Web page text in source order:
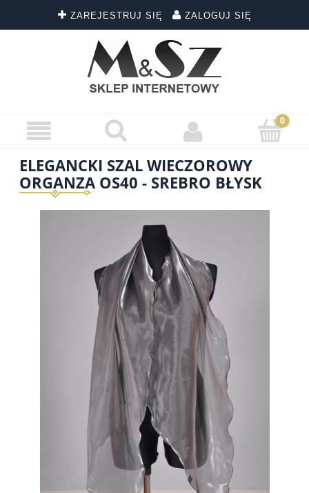
ZAREJESTRUJ SIĘ ZALOGUJ SIĘ
ELEGANCKI SZAL WIECZOROWY
ORGANZA OS40 - SREBRO BŁYSK